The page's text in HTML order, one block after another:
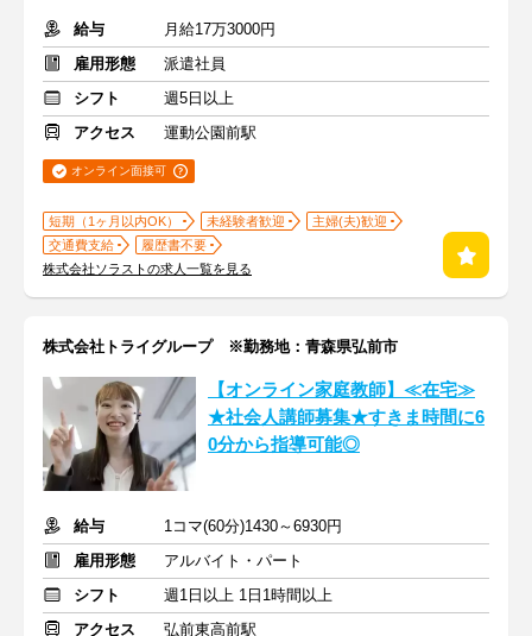
給与
月給17万3000円
雇用形態
派遣社員
シフト
週5日以上
アクセス
運動公園前駅
オンライン面接可
短期（1ヶ月以内OK） 未経験者歓迎
主婦(夫)歓迎
交通費支給
履歴書不要
株式会社ソラストの求人一覧を見る
株式会社トライグループ ※勤務地：青森県弘前市
【オンライン家庭教師】≪在宅≫
★社会人講師募集★すきま時間に6
0分から指導可能◎
給与
1コマ(60分)1430～6930円
雇用形態
アルバイト・パート
シフト
週1日以上 1日1時間以上
アクセス
弘前東高前駅